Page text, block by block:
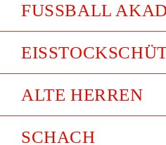
FUSSBALL
ALTE HERREN
SCHACH